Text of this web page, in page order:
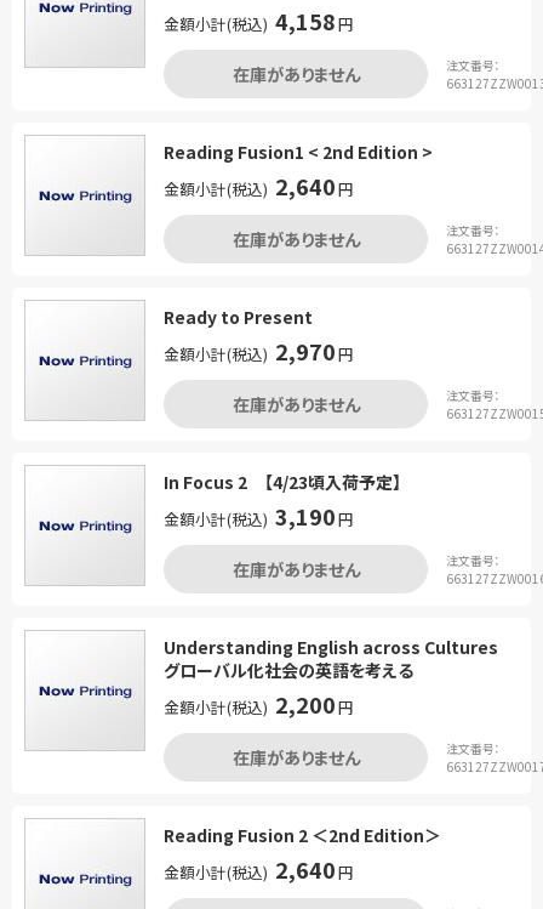
金額小計(税込) 4,158円
在庫がありません
注文番号：
Reading Fusion1 < 2nd Edition >
金額小計(税込) 2,640円
在庫がありません
注文番号：
Ready to Present
金額小計(税込) 2,970円
在庫がありません
注文番号：
In Focus 2 【4/23頃入荷予定】
金額小計(税込) 3,190円
在庫がありません
注文番号：
Understanding English across Cultures
グローバル化社会の英語を考える
金額小計(税込) 2,200円
在庫がありません
注文番号：
Reading Fusion 2 ＜2nd Edition＞
金額小計(税込) 2,640円